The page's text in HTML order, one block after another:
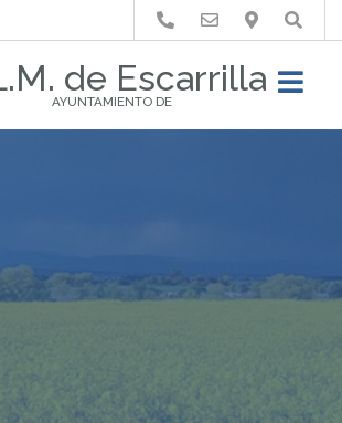
de Escarrilla
AYUNTAMIENTO DE
Buscar